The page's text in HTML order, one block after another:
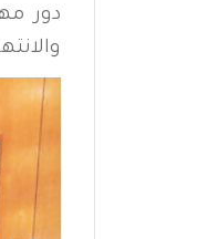
دور